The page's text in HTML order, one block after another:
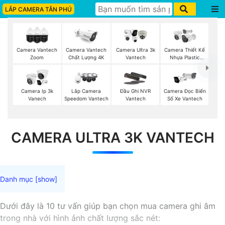
LẮP CAMERA TÂN PHÚ
Camera Vantech
Zoom
Camera Vantech
Chất Lượng 4K
Camera Ultra 3k
Vantech
Camera Thiết Kế
Nhựa Plastic
Camera Ip 3k
Vanech
Lắp Camera
Speedom Vantech
Đầu Ghi NVR
Vantech
Camera Đọc Biển
Số Xe Vantech
CAMERA ULTRA 3K VANTECH
Dưới đây là 10 tư vấn giúp bạn chọn mua camera ghi âm
trong nhà với hình ảnh chất lượng sắc nét: